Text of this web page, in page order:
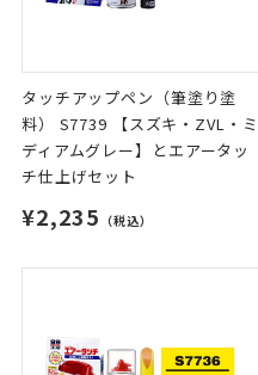
タッチアップペン（筆塗り塗
料） S7739 【スズキ・ZVL・ミ
ディアムグレー】とエアータッ
チ仕上げセット
¥2,235 （税込）